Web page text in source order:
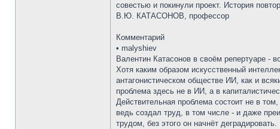
совестью и покинули проект. История
В.Ю. КАТАСОНОВ, профессор
Комментарий
• malyshiev
Валентин Катасонов в своём репертуаре -
Хотя каким образом искусственный
антагонистическом обществе ИИ, как и
проблема здесь не в ИИ, а в
Действительная проблема состоит не в
ведь создал труд, в том числе - и даже
трудом, без этого он начнёт